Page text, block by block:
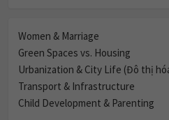
Women & Marriage
Green Spaces vs. Housing
Urbanization & City Life (Đô thị
Transport & Infrastructure
Child Development & Parenting